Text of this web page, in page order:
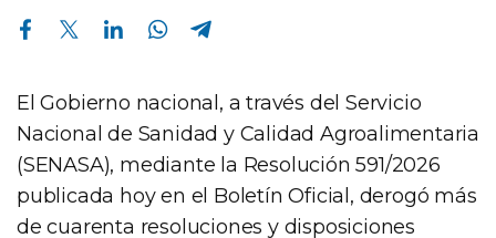
Compartir en Facebook Compartir en Twitter Compartir en Linkedin Compartir en Whatsapp
El Gobierno nacional, a través del Servicio
Nacional de Sanidad y Calidad Agroalimentaria
(SENASA), mediante la Resolución 591/2026
publicada hoy en el Boletín Oficial, derogó más
de cuarenta resoluciones y disposiciones